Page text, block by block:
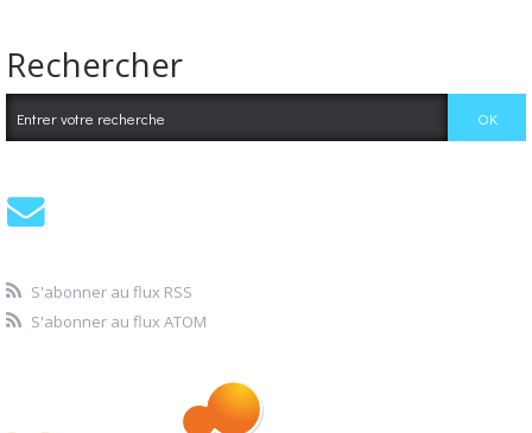
Rechercher
S'abonner au flux RSS
S'abonner au flux ATOM